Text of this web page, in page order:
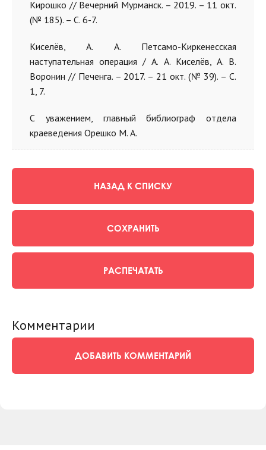
Кирошко // Вечерний Мурманск. – 2019. – 11 окт.
(№ 185). – С. 6-7.
Киселёв, А. А. Петсамо-Киркенесская
наступательная операция / А. А. Киселёв, А. В.
Воронин // Печенга. – 2017. – 21 окт. (№ 39). – С.
1, 7.
С уважением, главный библиограф отдела
краеведения Орешко М. А.
НАЗАД К СПИСКУ
СОХРАНИТЬ
РАСПЕЧАТАТЬ
Комментарии
ДОБАВИТЬ КОММЕНТАРИЙ